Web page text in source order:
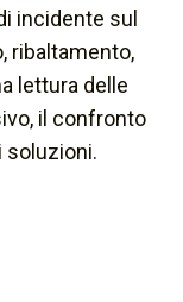
incidente sul
ribaltamento,
lettura delle
il confronto
soluzioni.